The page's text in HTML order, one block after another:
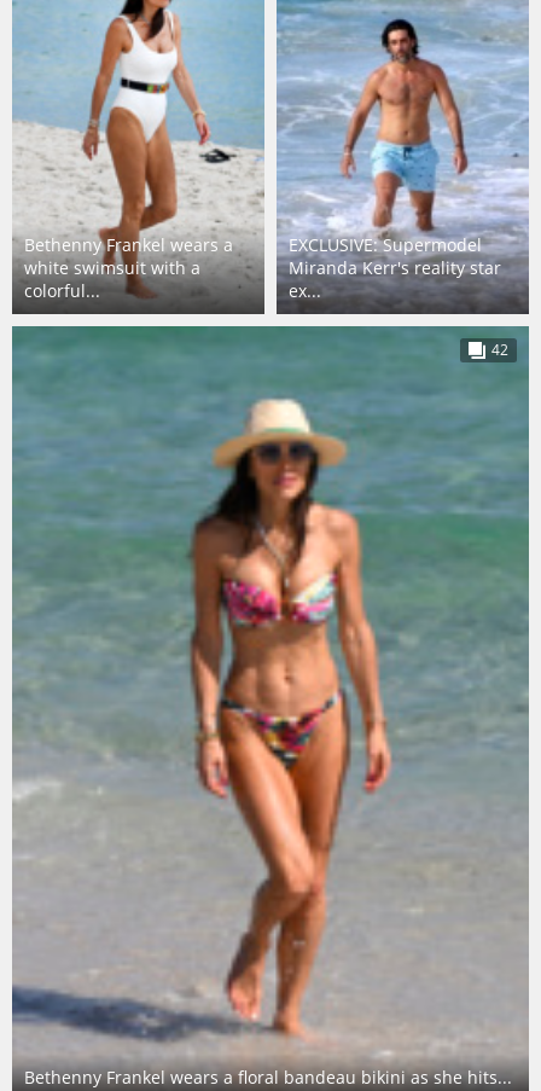
Bethenny Frankel wears a
white swimsuit with a
colorful...
EXCLUSIVE: Supermodel
Miranda Kerr's reality star
ex...
Bethenny Frankel wears a floral bandeau bikini as she hits...
42